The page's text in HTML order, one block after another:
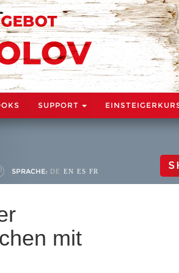
SUPPORT
SPRACHE: DE EN ES FR
mit